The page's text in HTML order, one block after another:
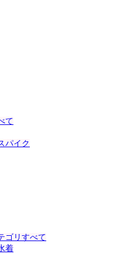
て
パイク
ゴリすべて
着